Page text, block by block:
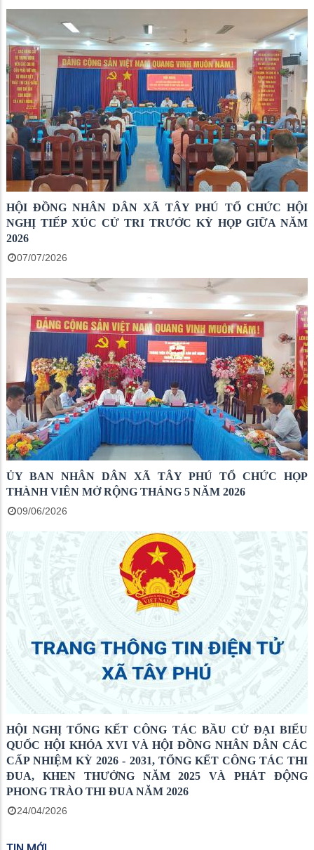
HỘI ĐỒNG NHÂN DÂN XÃ TÂY PHÚ TỔ CHỨC HỘI
NGHỊ TIẾP XÚC CỬ TRI TRƯỚC KỲ HỌP GIỮA NĂM
2026
07/07/2026
ỦY BAN NHÂN DÂN XÃ TÂY PHÚ TỔ CHỨC HỌP
THÀNH VIÊN MỞ RỘNG THÁNG 5 NĂM 2026
09/06/2026
HỘI NGHỊ TỔNG KẾT CÔNG TÁC BẦU CỬ ĐẠI BIỂU
QUỐC HỘI KHÓA XVI VÀ HỘI ĐỒNG NHÂN DÂN CÁC
CẤP NHIỆM KỲ 2026 - 2031, TỔNG KẾT CÔNG TÁC THI
ĐUA, KHEN THƯỞNG NĂM 2025 VÀ PHÁT ĐỘNG
PHONG TRÀO THI ĐUA NĂM 2026
24/04/2026